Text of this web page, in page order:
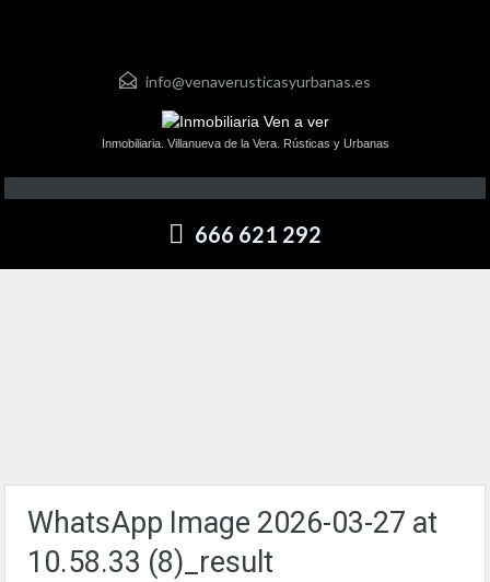
info@venaverusticasyurbanas.es
Inmobiliaria. Villanueva de la Vera. Rústicas y Urbanas
666 621 292
WhatsApp Image 2026-03-27 at
10.58.33 (8)_result